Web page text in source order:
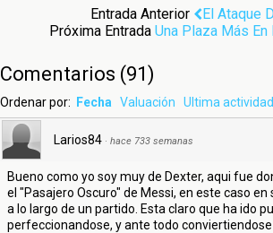
Entrada Anterior
El Ataque
Próxima Entrada Una Plaza Más En
Comentarios (91)
Ordenar por: Fecha Valuación Ultima actividad
Larios84 · hace 733 semanas
Bueno como yo soy muy de Dexter, aqui fue
el "Pasajero Oscuro" de Messi, en este caso en
a lo largo de un partido. Esta claro que ha ido
perfeccionandose, y ante todo